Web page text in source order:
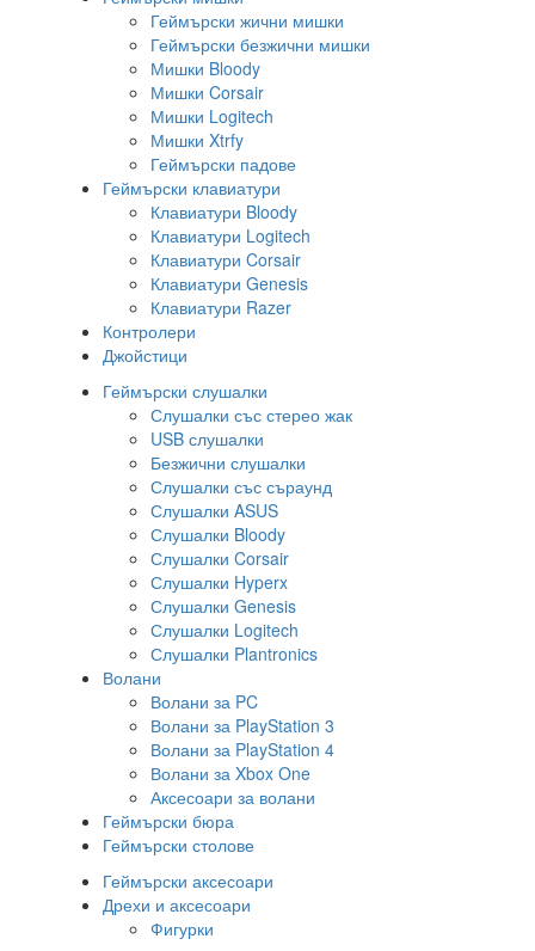
Геймърски жични мишки
Геймърски безжични мишки
Мишки Bloody
Мишки Corsair
Мишки Logitech
Мишки Xtrfy
Геймърски падове
Геймърски клавиатури
Клавиатури Bloody
Клавиатури Logitech
Клавиатури Corsair
Клавиатури Genesis
Клавиатури Razer
Контролери
Джойстици
Геймърски слушалки
Слушалки със стерео жак
USB слушалки
Безжични слушалки
Слушалки със съраунд
Слушалки ASUS
Слушалки Bloody
Слушалки Corsair
Слушалки Hyperx
Слушалки Genesis
Слушалки Logitech
Слушалки Plantronics
Волани
Волани за PC
Волани за PlayStation 3
Волани за PlayStation 4
Волани за Xbox One
Аксесоари за волани
Геймърски бюра
Геймърски столове
Геймърски аксесоари
Дрехи и аксесоари
Фигурки